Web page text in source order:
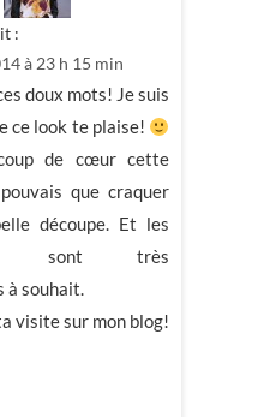
:
à 23 h 15 min
doux mots! Je suis
ce look te plaise!
de cœur cette
que craquer
découpe. Et les
sont très
à souhait.
visite sur mon blog!